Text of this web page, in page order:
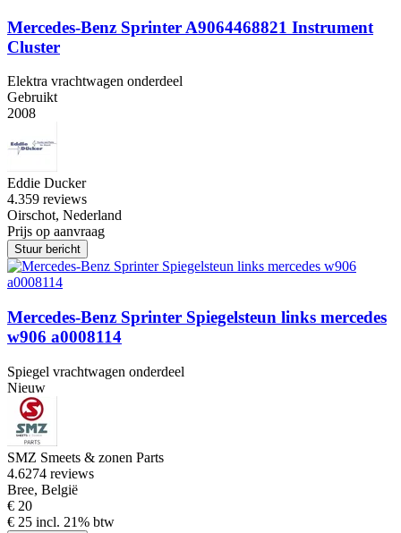
Mercedes-Benz Sprinter A9064468821 Instrument
Cluster
Elektra vrachtwagen onderdeel
Gebruikt
2008
Eddie Ducker
4.359 reviews
Oirschot, Nederland
Prijs op aanvraag
Stuur bericht
Mercedes-Benz Sprinter Spiegelsteun links mercedes
w906 a0008114
Spiegel vrachtwagen onderdeel
Nieuw
SMZ Smeets & zonen Parts
4.6274 reviews
Bree, België
€ 20
€ 25 incl. 21% btw